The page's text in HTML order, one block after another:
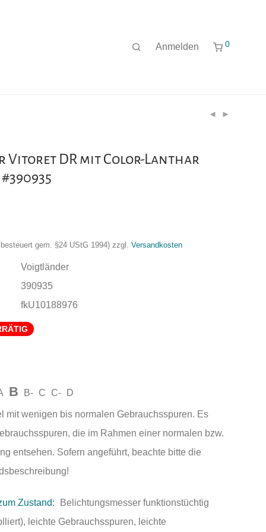
Anmelden 0
Vitoret DR mit Color-Lanthar
gem. §24 UStG 1994) zzgl. Versandkosten
Voigtländer
390935
fkU10188976
B B- C C- D
mit wenigen bis normalen Gebrauchsspuren. Es
die im Rahmen einer normalen bzw.
entsehen. Sofern angeführt, beachte bitte die
Zustand:
Belichtungsmesser funktionstüchtig
leichte Gebrauchsspuren, leichte